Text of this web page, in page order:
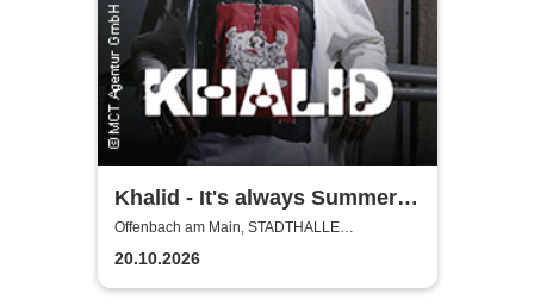
Khalid - It's always Summer
somewhere Tour
Offenbach am Main, STADTHALLE
OFFENBACH
20.10.2026